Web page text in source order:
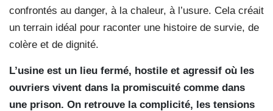
confrontés au danger, à la chaleur, à l’usure. Cela créait
un terrain idéal pour raconter une histoire de survie, de
colère et de dignité.
L’usine est un lieu fermé, hostile et agressif où les
ouvriers vivent dans la promiscuité comme dans
une prison. On retrouve la complicité, les tensions